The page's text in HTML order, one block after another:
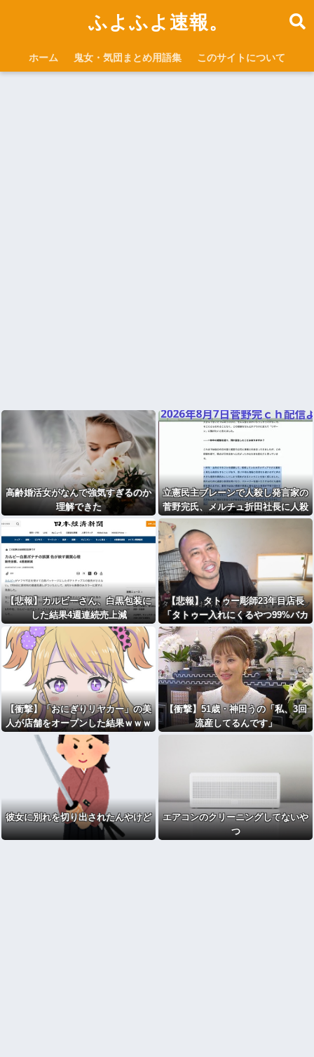
ふよふよ速報。
ホーム 鬼女・気団まとめ用語集 このサイトについて
高齢婚活女がなんで強気すぎるのか
理解できた
立憲民主ブレーンで人殺し発言家の
菅野完氏、メルチュ折田社長に人殺
しを連呼
【悲報】カルビーさん、白黒包装に
した結果4週連続売上減
【悲報】タトゥー彫師23年目店長
「タトゥー入れにくるやつ99%バカ
です」
【衝撃】「おにぎりリヤカー」の美
人が店舗をオープンした結果ｗｗｗ
ｗｗ(※画像あり)
【衝撃】51歳・神田うの「私、3回
流産してるんです」
彼女に別れを切り出されたんやけど
エアコンのクリーニングしてないや
つ